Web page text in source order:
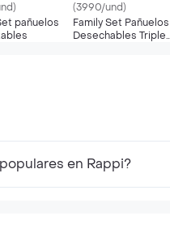
pañuelos
(3990/und)
Family Set Pañuelos
Desechables Triple
en Rappi?